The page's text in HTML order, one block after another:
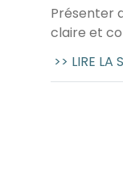
Présenter
claire et
>> LIRE LA